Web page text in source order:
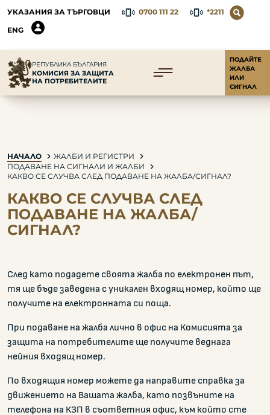
УКАЗАНИЯ ЗА ТЪРГОВЦИ 0700 111 22
*2211
ENG
РЕПУБЛИКА БЪЛГАРИЯ
КОМИСИЯ ЗА ЗАЩИТА
НА ПОТРЕБИТЕЛИТЕ
ПОДАЙТЕ
ЖАЛБА
ИЛИ
СИГНАЛ
НАЧАЛО
ЖАЛБИ И РЕГИСТРИ
ПОДАВАНЕ НА СИГНАЛИ И ЖАЛБИ
КАКВО СЕ СЛУЧВА СЛЕД ПОДАВАНЕ НА ЖАЛБА/СИГНАЛ?
КАКВО СЕ СЛУЧВА СЛЕД
ПОДАВАНЕ НА ЖАЛБА/
СИГНАЛ?
След като подадете своята жалба по електронен път,
тя ще бъде заведена с уникален входящ номер, който ще
получите на електронната си поща.
При подаване на жалба лично в офис на Комисията за
защита на потребителите ще получите веднага
нейния входящ номер.
По входящия номер можете да направите справка за
движението на Вашата жалба, като позвъните на
телефона на КЗП в съответния офис, към който сте